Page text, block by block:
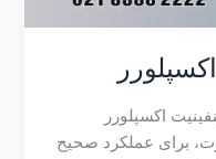
اکسپلورر
برای عملکرد صحیح